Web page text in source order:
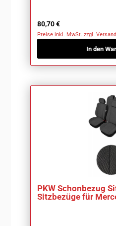
Regulärer Preis:
80,70 €
Preise inkl. MwSt. zzgl.
In den
PKW Schonbezug
Sitzbezüge für